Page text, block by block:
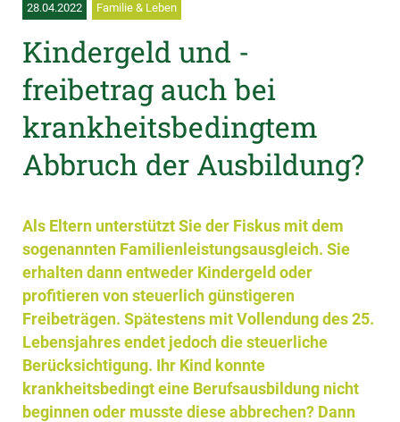
28.04.2022 Familie & Leben
Kindergeld und -
freibetrag auch bei
krankheitsbedingtem
Abbruch der Ausbildung?
Als Eltern unterstützt Sie der Fiskus mit dem
sogenannten Familienleistungsausgleich. Sie
erhalten dann entweder Kindergeld oder
profitieren von steuerlich günstigeren
Freibeträgen. Spätestens mit Vollendung des 25.
Lebensjahres endet jedoch die steuerliche
Berücksichtigung. Ihr Kind konnte
krankheitsbedingt eine Berufsausbildung nicht
beginnen oder musste diese abbrechen? Dann